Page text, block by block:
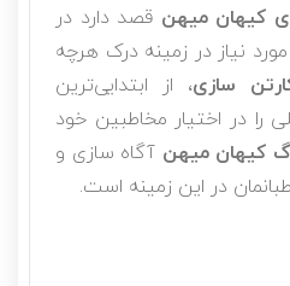
کیهان میهن قصد دارد در
مورد نیاز در زمینه درک هرچه
سازی، از ابتدایی‌ترین
را در اختیار مخاطبین خود
کیهان میهن آگاه سازی و
در این زمینه است.